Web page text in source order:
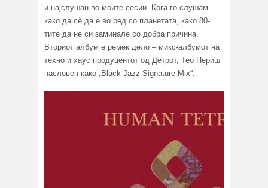
и најслушан во моите сесии. Кога го слушам
како да сè да е во ред со планетата, како 80-
тите да не си заминале со добра причина.
Вториот албум е ремек дело – микс-албумот на
техно и хаус продуцентот од Детрот, Тео Периш
насловен како „Black Jazz Signature Mix“.